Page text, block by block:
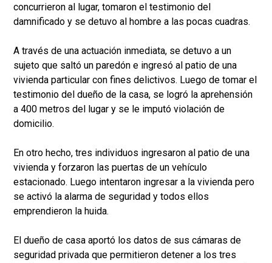
concurrieron al lugar, tomaron el testimonio del
damnificado y se detuvo al hombre a las pocas cuadras.
A través de una actuación inmediata, se detuvo a un
sujeto que saltó un paredón e ingresó al patio de una
vivienda particular con fines delictivos. Luego de tomar el
testimonio del dueño de la casa, se logró la aprehensión
a 400 metros del lugar y se le imputó violación de
domicilio.
En otro hecho, tres individuos ingresaron al patio de una
vivienda y forzaron las puertas de un vehículo
estacionado. Luego intentaron ingresar a la vivienda pero
se activó la alarma de seguridad y todos ellos
emprendieron la huida.
El dueño de casa aportó los datos de sus cámaras de
seguridad privada que permitieron detener a los tres